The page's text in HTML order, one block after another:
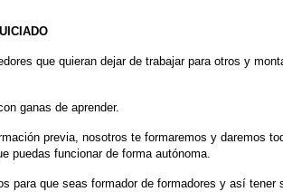
que quieran dejar de trabajar para otros y
ganas de aprender.
previa, nosotros te formaremos y daremos
puedas funcionar de forma autónoma.
para que seas formador de formadores y así tener